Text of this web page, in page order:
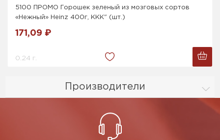
Производители
5100 ПРОМО Горошек зеленый из мозговых сортов
«Нежный» Heinz 400г, ККК" (шт.)
171,09 ₽
0.24 г.